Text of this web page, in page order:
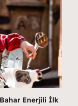
Enerjili İlk